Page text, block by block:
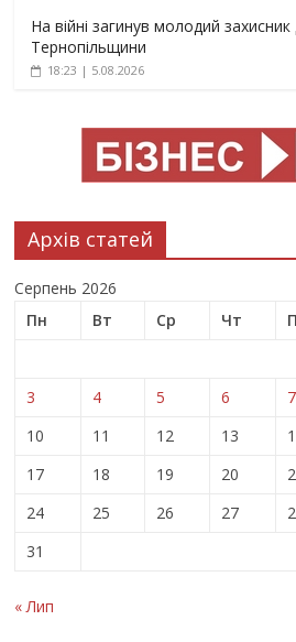
На війні загинув молодий
Тернопільщини
18:23 | 5.08.2026
Архів статей
Серпень 2026
Пн
Вт Ср Чт
3
4 5 6 7
10
11 12 13
17
18 19 20
24
25 26 27
31
« Лип